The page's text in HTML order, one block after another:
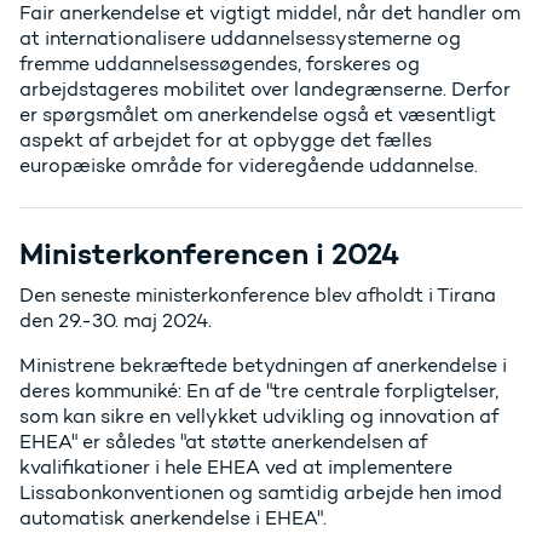
Fair anerkendelse et vigtigt middel, når det handler om
at internationalisere uddannelsessystemerne og
fremme uddannelsessøgendes, forskeres og
arbejdstageres mobilitet over landegrænserne. Derfor
er spørgsmålet om anerkendelse også et væsentligt
aspekt af arbejdet for at opbygge det fælles
europæiske område for videregående uddannelse.
Ministerkonferencen i 2024
Den seneste ministerkonference blev afholdt i Tirana
den 29.-30. maj 2024.
Ministrene bekræftede betydningen af anerkendelse i
deres kommuniké: En af de "tre centrale forpligtelser,
som kan sikre en vellykket udvikling og innovation af
EHEA" er således "at støtte anerkendelsen af
kvalifikationer i hele EHEA ved at implementere
Lissabonkonventionen og samtidig arbejde hen imod
automatisk anerkendelse i EHEA".